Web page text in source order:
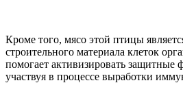
Кроме того, мясо этой птицы
строительного материала клеток
помогает активизировать защитные
участвуя в процессе выработки